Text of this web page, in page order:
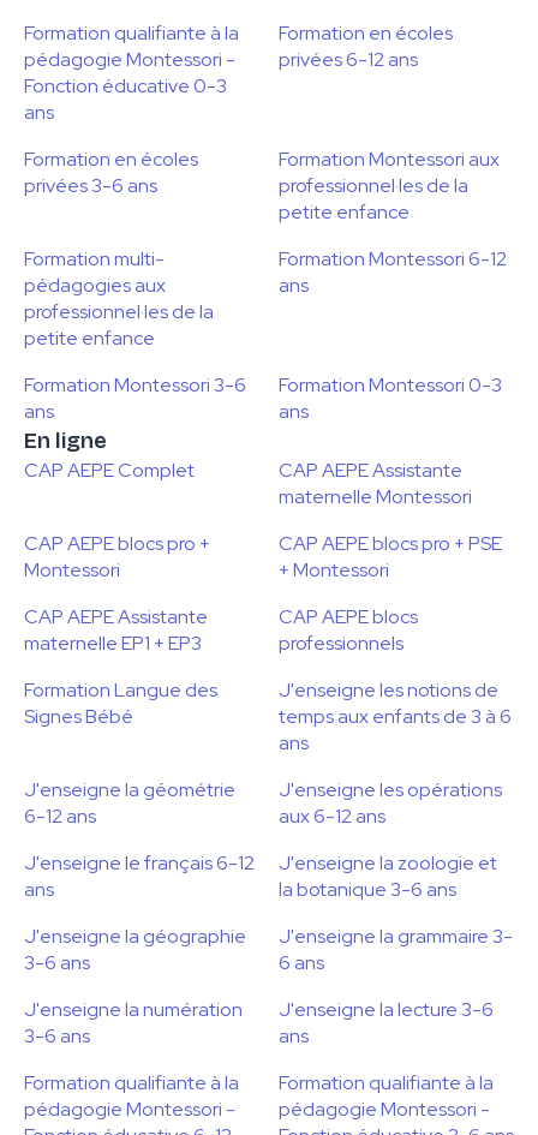
Formation qualifiante à la
pédagogie Montessori -
Fonction éducative 0-3
ans
Formation en écoles
privées 6-12 ans
Formation en écoles
privées 3-6 ans
Formation Montessori aux
professionnel·les de la
petite enfance
Formation multi-
pédagogies aux
professionnel·les de la
petite enfance
Formation Montessori 6-12
ans
Formation Montessori 3-6
ans
Formation Montessori 0-3
ans
En ligne
CAP AEPE Complet
CAP AEPE Assistante
maternelle Montessori
CAP AEPE blocs pro +
Montessori
CAP AEPE blocs pro + PSE
+ Montessori
CAP AEPE Assistante
maternelle EP1 + EP3
CAP AEPE blocs
professionnels
Formation Langue des
Signes Bébé
J'enseigne les notions de
temps aux enfants de 3 à 6
ans
J'enseigne la géométrie
6-12 ans
J'enseigne les opérations
aux 6-12 ans
J'enseigne le français 6-12
ans
J'enseigne la zoologie et
la botanique 3-6 ans
J'enseigne la géographie
3-6 ans
J'enseigne la grammaire 3-
6 ans
J'enseigne la numération
3-6 ans
J'enseigne la lecture 3-6
ans
Formation qualifiante à la
pédagogie Montessori -
Formation qualifiante à la
pédagogie Montessori -